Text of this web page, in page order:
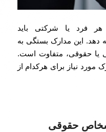
هر فرد یا شرکتی باید
دهد. این مدارک بستگی به
یا حقوقی، متفاوت است.
نیاز برای هرکدام از
حقوقی